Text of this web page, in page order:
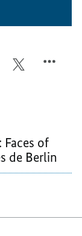
FACEBOOK,
VALEURS
PARTAGÉES
VALEURS
PARTAGÉES
of
de Berlin